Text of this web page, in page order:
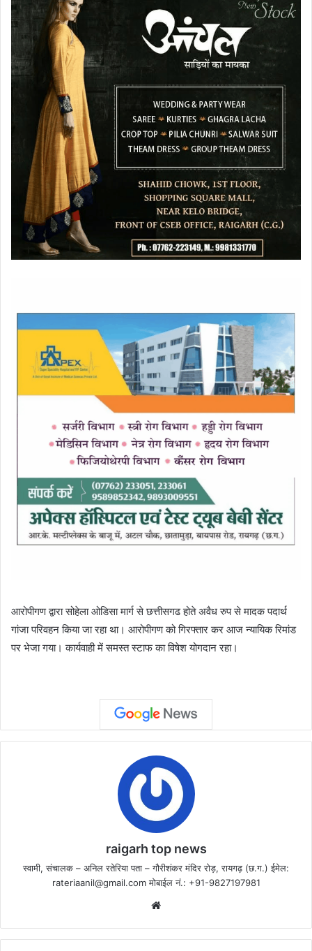
आरोपीगण द्वारा सोहेला ओडिसा मार्ग से छत्तीसगढ होते अवैध रुप से मादक पदार्थ
गांजा परिवहन किया जा रहा था। आरोपीगण को गिरफ्तार कर आज न्यायिक रिमांड
पर भेजा गया। कार्यवाही में समस्त स्टाफ का विषेश योगदान रहा।
raigarh top news
स्वामी, संचालक – अनिल रतेरिया पता – गौरीशंकर मंदिर रोड़, रायगढ़ (छ.ग.) ईमेल:
rateriaanil@gmail.comमोबाईल नं.: +91-9827197981